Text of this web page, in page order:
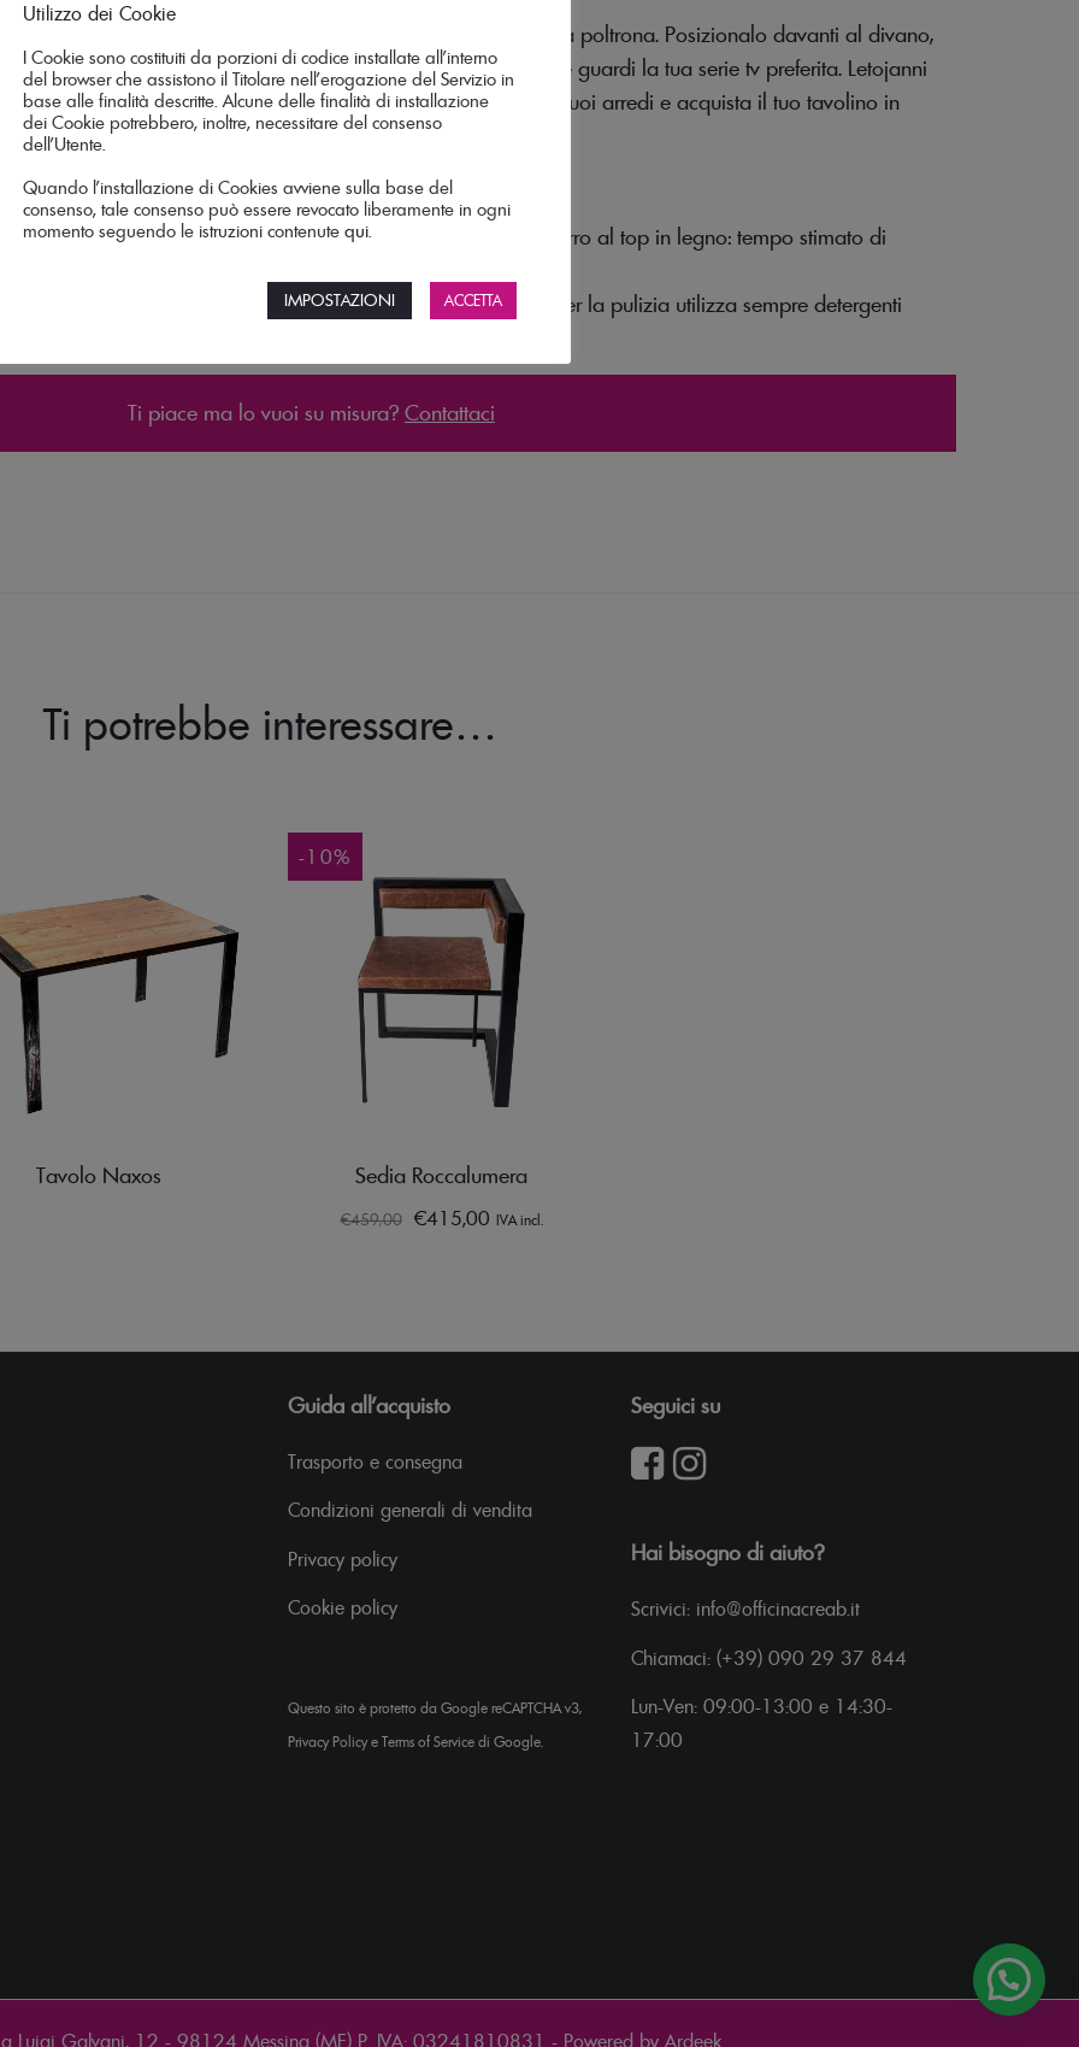
il tuo angolo relax in salotto, accanto ad una comoda poltrona. Posizionalo davanti al divano,
il cellulare e magari una ciotola di pop-corn, mentre guardi la tua serie tv preferita. Letojanni
i 4 top presenti in collezione quello che meglio si abbina ai tuoi arredi e acquista il tuo tavolino in
Letojanni
semplice libretto di istruzioni. Ti basterà fissare i 4 piedini in ferro al top in legno: tempo stimato di
inizia subito a prenderti cura del tuo tavolino Letojanni. Per la pulizia utilizza sempre detergenti
Ti piace ma lo vuoi su misura? Contattaci
Ti potrebbe interessare…
Tavolo Naxos
-10%
Sedia Roccalumera
€459,00 €415,00 IVA incl.
Guida all’acquisto
Trasporto e consegna
Condizioni generali di vendita
Privacy policy
Cookie policy
Questo sito è protetto da Google reCAPTCHA v3,
Privacy Policye Terms of Service di Google.
Seguici su
Hai bisogno di aiuto?
Scrivici: info@officinacreab.it
Chiamaci: (+39) 090 29 37 844
Lun-Ven: 09:00-13:00 e 14:30-
17:00
Luigi Galvani, 12 - 98124 Messina (ME) P. IVA: 03241810831 - Powered by Ardeek
Utilizzo dei Cookie
I Cookie sono costituiti da porzioni di codice installate all’interno
del browser che assistono il Titolare nell’erogazione del Servizio in
base alle finalità descritte. Alcune delle finalità di installazione
dei Cookie potrebbero, inoltre, necessitare del consenso
dell’Utente.
Quando l’installazione di Cookies avviene sulla base del
consenso, tale consenso può essere revocato liberamente in ogni
momento seguendo le istruzioni contenute qui.
IMPOSTAZIONI ACCETTA